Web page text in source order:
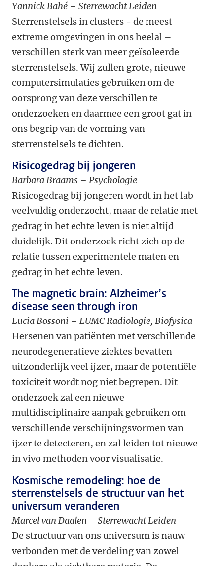
Yannick Bahé – Sterrewacht Leiden
Sterrenstelsels in clusters - de meest
extreme omgevingen in ons heelal –
verschillen sterk van meer geïsoleerde
sterrenstelsels. Wij zullen grote, nieuwe
computersimulaties gebruiken om de
oorsprong van deze verschillen te
onderzoeken en daarmee een groot gat in
ons begrip van de vorming van
sterrenstelsels te dichten.
Risicogedrag bij jongeren
Barbara Braams – Psychologie
Risicogedrag bij jongeren wordt in het lab
veelvuldig onderzocht, maar de relatie met
gedrag in het echte leven is niet altijd
duidelijk. Dit onderzoek richt zich op de
relatie tussen experimentele maten en
gedrag in het echte leven.
The magnetic brain: Alzheimer’s
disease seen through iron
Lucia Bossoni – LUMC Radiologie, Biofysica
Hersenen van patiënten met verschillende
neurodegeneratieve ziektes bevatten
uitzonderlijk veel ijzer, maar de potentiële
toxiciteit wordt nog niet begrepen. Dit
onderzoek zal een nieuwe
multidisciplinaire aanpak gebruiken om
verschillende verschijningsvormen van
ijzer te detecteren, en zal leiden tot nieuwe
in vivo methoden voor visualisatie.
Kosmische remodeling: hoe de
sterrenstelsels de structuur van het
universum veranderen
Marcel van Daalen – Sterrewacht Leiden
De structuur van ons universum is nauw
verbonden met de verdeling van zowel